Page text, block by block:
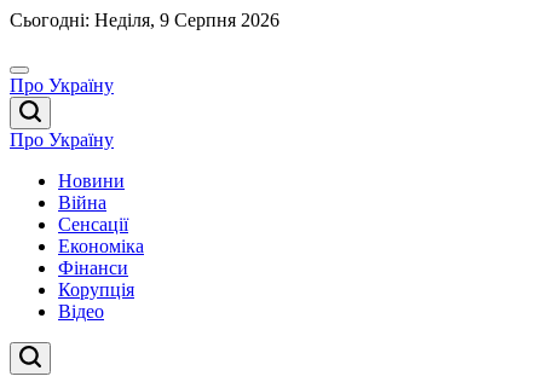
Перейти
вмісту
Сьогодні: Неділя, 9 Серпня 2026
Про Україну
Про Україну
Новини
Війна
Сенсації
Економіка
Фінанси
Корупція
Відео